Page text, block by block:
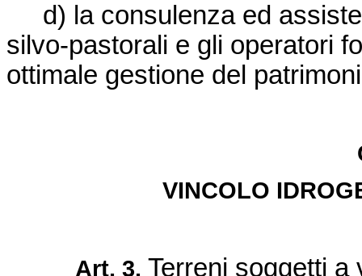
d) la consulenza ed
silvo-pastorali e gli operatori
ottimale gestione del
VINCOLO
Art. 3. Terreni soggetti a